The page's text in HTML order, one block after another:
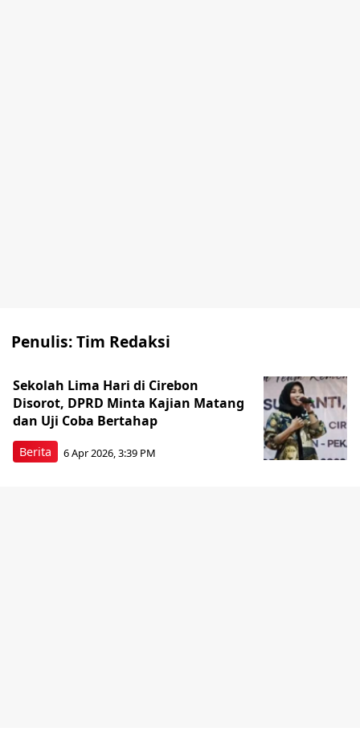
Penulis:Tim Redaksi
Berita
Sekolah Lima Hari di Cirebon
Disorot, DPRD Minta Kajian Matang
dan Uji Coba Bertahap
6 Apr 2026, 3:39 PM